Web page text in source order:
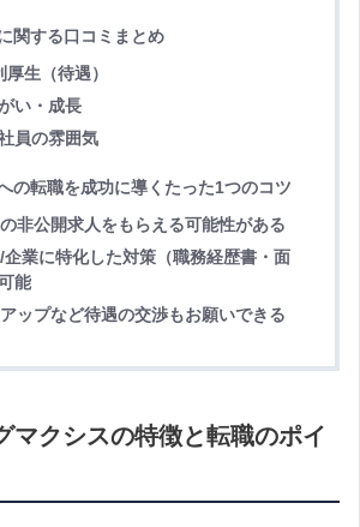
関する口コミまとめ
生（待遇）
い・成長
員の雰囲気
の転職を成功に導くたった1つのコツ
非公開求人をもらえる可能性がある
業に特化した対策（職務経歴書・面
能
ップなど待遇の交渉もお願いできる
マクシスの特徴と転職のポイ